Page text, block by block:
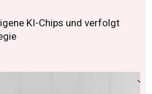
KI-Chips und verfolgt